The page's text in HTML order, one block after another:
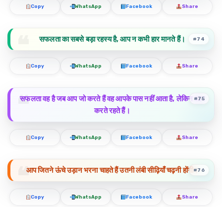
Copy WhatsApp Facebook Share
सफलता का सबसे बड़ा रहस्य है, आप न कभी हार मानते हैं। #74
Copy WhatsApp Facebook Share
सफलता वह है जब आप जो करते हैं वह आपके पास नहीं आता है, लेकिन आप
करते रहते हैं।
#75
Copy WhatsApp Facebook Share
आप जितने ऊंचे उड़ान भरना चाहते हैं उतनी लंबी सीढ़ियाँ चढ़नी होंगी।#76
Copy WhatsApp Facebook Share